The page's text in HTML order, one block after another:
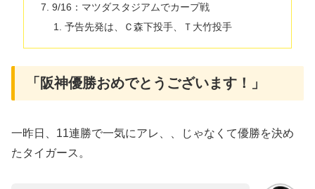
9/16：マツダスタジアムでカープ戦
予告先発は、Ｃ森下投手、Ｔ大竹投手
「阪神優勝おめでとうございます！」
一昨日、11連勝で一気にアレ、、じゃなくて優勝を決め
たタイガース。